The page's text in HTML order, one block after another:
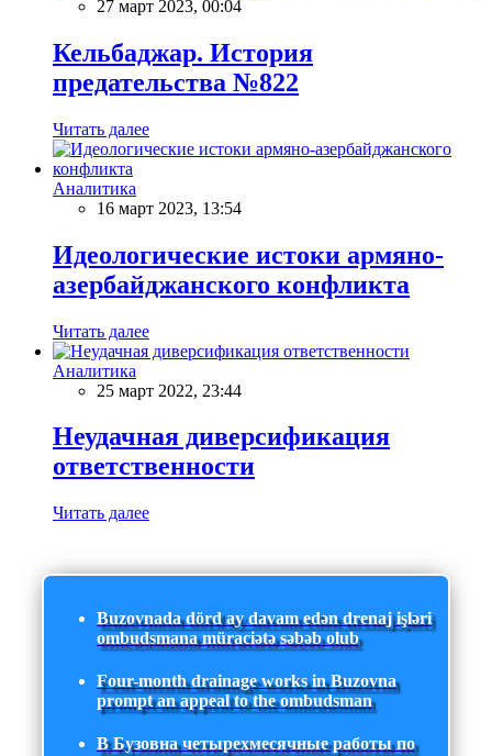
27 март 2023, 00:04
Кельбаджар. История
предательства №822
Читать далее
Аналитика
16 март 2023, 13:54
Идеологические истоки армяно-
азербайджанского конфликта
Читать далее
Аналитика
25 март 2022, 23:44
Неудачная диверсификация
ответственности
Читать далее
Buzovnada dörd ay davam edən drenaj işləri
ombudsmana müraciətə səbəb olub
Four-month drainage works in Buzovna
prompt an appeal to the ombudsman
В Бузовна четырехмесячные работы по